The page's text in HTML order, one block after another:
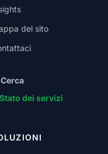
del sito
Cerca
Stato dei servizi